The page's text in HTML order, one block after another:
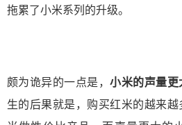
拖累了小米系列的升级。
颇为诡异的一点是，小米的声量更
生的后果就是，购买红米的越来